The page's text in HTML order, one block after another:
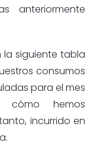
anteriormente
la siguiente tabla
consumos
para el mes
cómo hemos
incurrido en